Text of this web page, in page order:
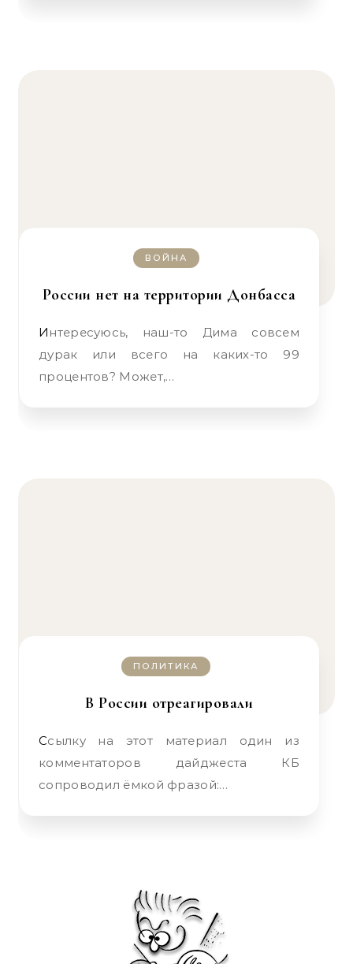
ВОЙНА
России нет на территории Донбасса
Интересуюсь, наш-то Дима совсем
дурак или всего на каких-то 99
процентов? Может,…
ПОЛИТИКА
В России отреагировали
Ссылку на этот материал один из
комментаторов дайджеста КБ
сопроводил ёмкой фразой:…